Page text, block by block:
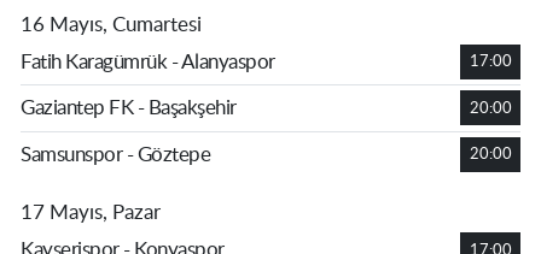
16 Mayıs, Cumartesi
Fatih Karagümrük - Alanyaspor
17:00
Gaziantep FK - Başakşehir 20:00
Samsunspor - Göztepe 20:00
17 Mayıs, Pazar
17:00